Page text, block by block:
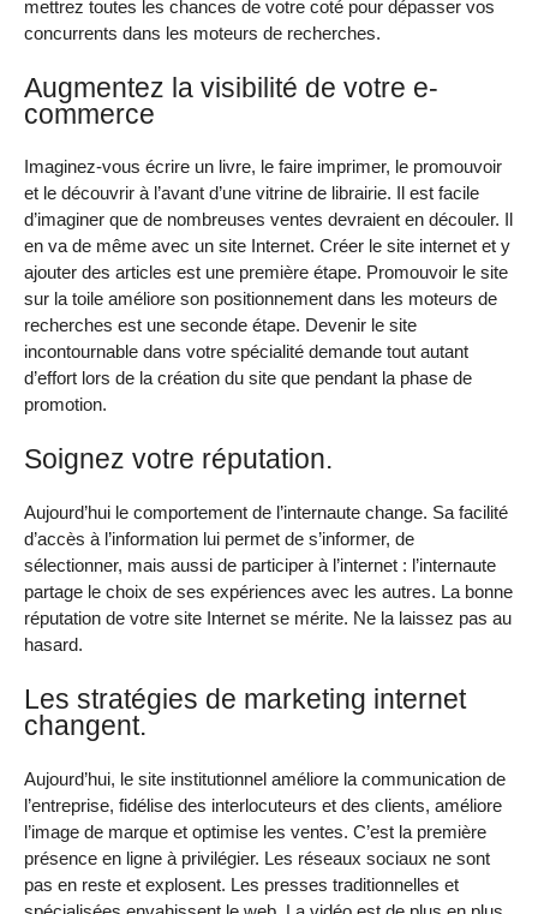
mettrez toutes les chances de votre coté pour dépasser vos
concurrents dans les moteurs de recherches.
Augmentez la visibilité de votre e-
commerce
Imaginez-vous écrire un livre, le faire imprimer, le promouvoir
et le découvrir à l’avant d’une vitrine de librairie. Il est facile
d’imaginer que de nombreuses ventes devraient en découler. Il
en va de même avec un site Internet. Créer le site internet et y
ajouter des articles est une première étape. Promouvoir le site
sur la toile améliore son positionnement dans les moteurs de
recherches est une seconde étape. Devenir le site
incontournable dans votre spécialité demande tout autant
d’effort lors de la création du site que pendant la phase de
promotion.
Soignez votre réputation.
Aujourd’hui le comportement de l’internaute change. Sa facilité
d’accès à l’information lui permet de s’informer, de
sélectionner, mais aussi de participer à l’internet : l’internaute
partage le choix de ses expériences avec les autres. La bonne
réputation de votre site Internet se mérite. Ne la laissez pas au
hasard.
Les stratégies de marketing internet
changent.
Aujourd’hui, le site institutionnel améliore la communication de
l’entreprise, fidélise des interlocuteurs et des clients, améliore
l’image de marque et optimise les ventes. C’est la première
présence en ligne à privilégier. Les réseaux sociaux ne sont
pas en reste et explosent. Les presses traditionnelles et